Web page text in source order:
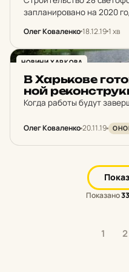
запланировано на 2020
Олег Коваленко18.12.191 хв
НОВИНИ ХАРКОВА
В Харь­ко­ве
ной
Когда работы будут
Олег Коваленко20.11.19
Показано33
1 2